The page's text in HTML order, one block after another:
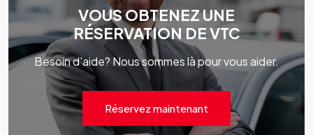
VOUS OBTENEZ UNE
RÉSERVATION DE VTC
Besoin d'aide? Nous sommes là pour vous aider.
Réservez maintenant